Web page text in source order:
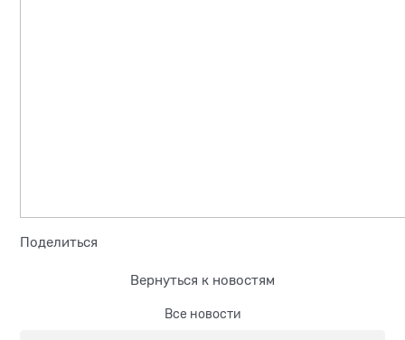
Поделиться
Вернуться к новостям
Все новости